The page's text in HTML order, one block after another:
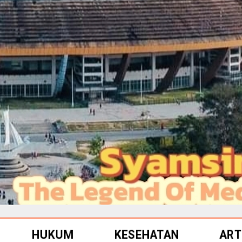
HUKUM KESEHATAN